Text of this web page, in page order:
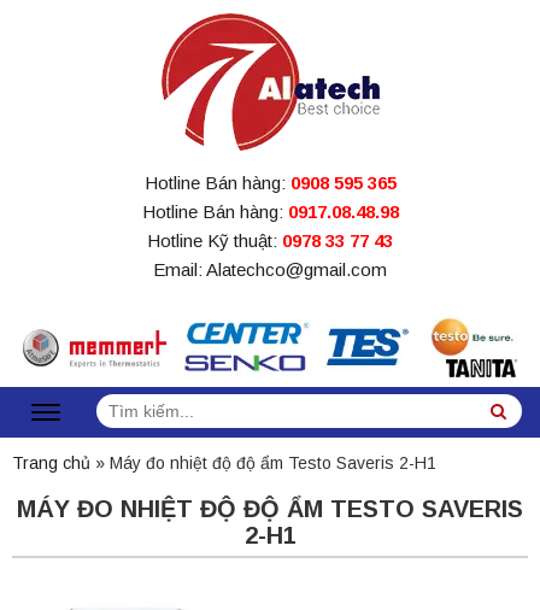
Hotline Bán hàng: 0908 595 365
Hotline Bán hàng: 0917.08.48.98
Hotline Kỹ thuật: 0978 33 77 43
Email: Alatechco@gmail.com
Tìm
kiếm:
Trang chủ » Máy đo nhiệt độ độ ẩm Testo Saveris 2-H1
MÁY ĐO NHIỆT ĐỘ ĐỘ ẨM TESTO SAVERIS
2-H1